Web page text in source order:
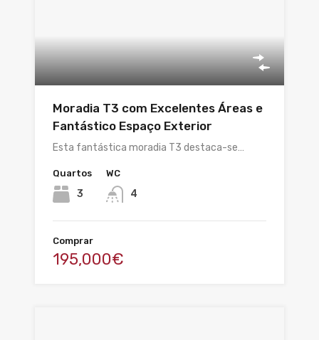
Moradia T3 com Excelentes Áreas e
Fantástico Espaço Exterior
Esta fantástica moradia T3 destaca-se…
Quartos
3
WC
4
Comprar
195,000€